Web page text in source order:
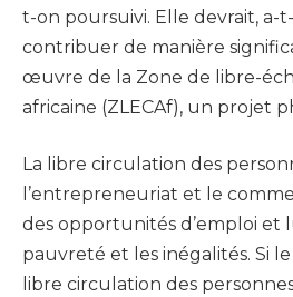
t-on poursuivi. Elle devrait, a-
contribuer de manière
œuvre de la Zone de libre-
africaine (ZLECAf), un projet
La libre circulation des
l’entrepreneuriat et le
des opportunités d’emploi et
pauvreté et les inégalités. Si
libre circulation des